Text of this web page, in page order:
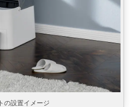
の設置イメージ